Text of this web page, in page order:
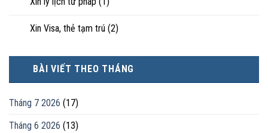
Xin Visa, thẻ tạm trú (2)
BÀI VIẾT THEO THÁNG
Tháng 7 2026 (17)
Tháng 6 2026 (13)